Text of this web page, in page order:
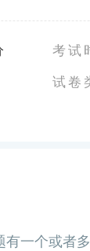
考试
试卷
一个或者多